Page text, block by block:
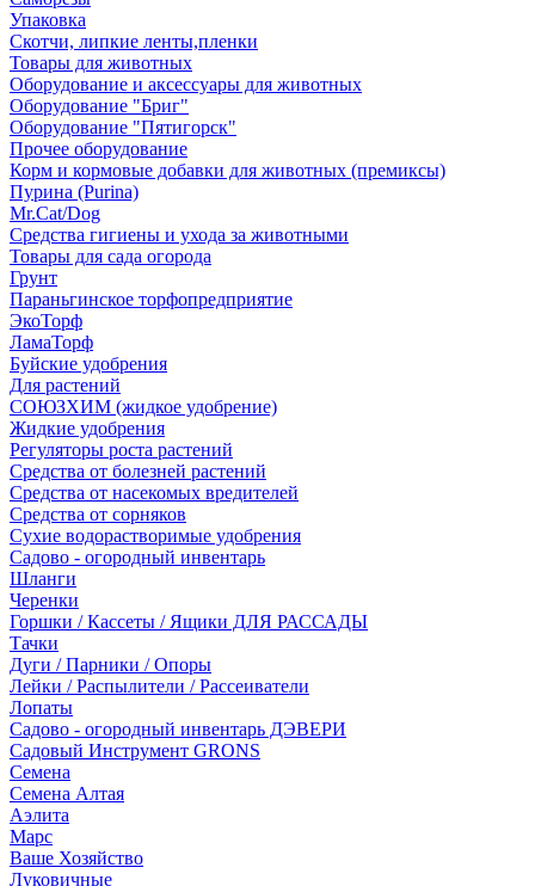
Упаковка
Скотчи, липкие ленты,пленки
Товары для животных
Оборудование и аксессуары для животных
Оборудование "Бриг"
Оборудование "Пятигорск"
Прочее оборудование
Корм и кормовые добавки для животных (премиксы)
Пурина (Purina)
Mr.Cat/Dog
Средства гигиены и ухода за животными
Товары для сада огорода
Грунт
Параньгинское торфопредприятие
ЭкоТорф
ЛамаТорф
Буйские удобрения
Для растений
СОЮЗХИМ (жидкое удобрение)
Жидкие удобрения
Регуляторы роста растений
Средства от болезней растений
Средства от насекомых вредителей
Средства от сорняков
Сухие водорастворимые удобрения
Садово - огородный инвентарь
Шланги
Черенки
Горшки / Кассеты / Ящики ДЛЯ РАССАДЫ
Тачки
Дуги / Парники / Опоры
Лейки / Распылители / Рассеиватели
Лопаты
Садово - огородный инвентарь ДЭВЕРИ
Садовый Инструмент GRONS
Семена
Семена Алтая
Аэлита
Марс
Ваше Хозяйство
Луковичные